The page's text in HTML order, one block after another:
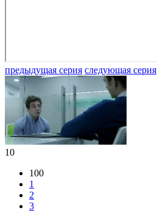
предыдущая серия следующая серия
10
100
1
2
3